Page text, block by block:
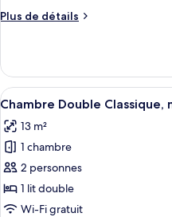
chambre :
Standard,
non-
fumeurs
Plus de détails
Plus
le
type
de
Chambre
Double
Standard,
non-
fumeurs
Afficher
toutes
les
photos
pour
ce
type
5
Chambre Double Classique,
13 m²
1 chambre
2 personnes
1 lit double
Wi-Fi gratuit